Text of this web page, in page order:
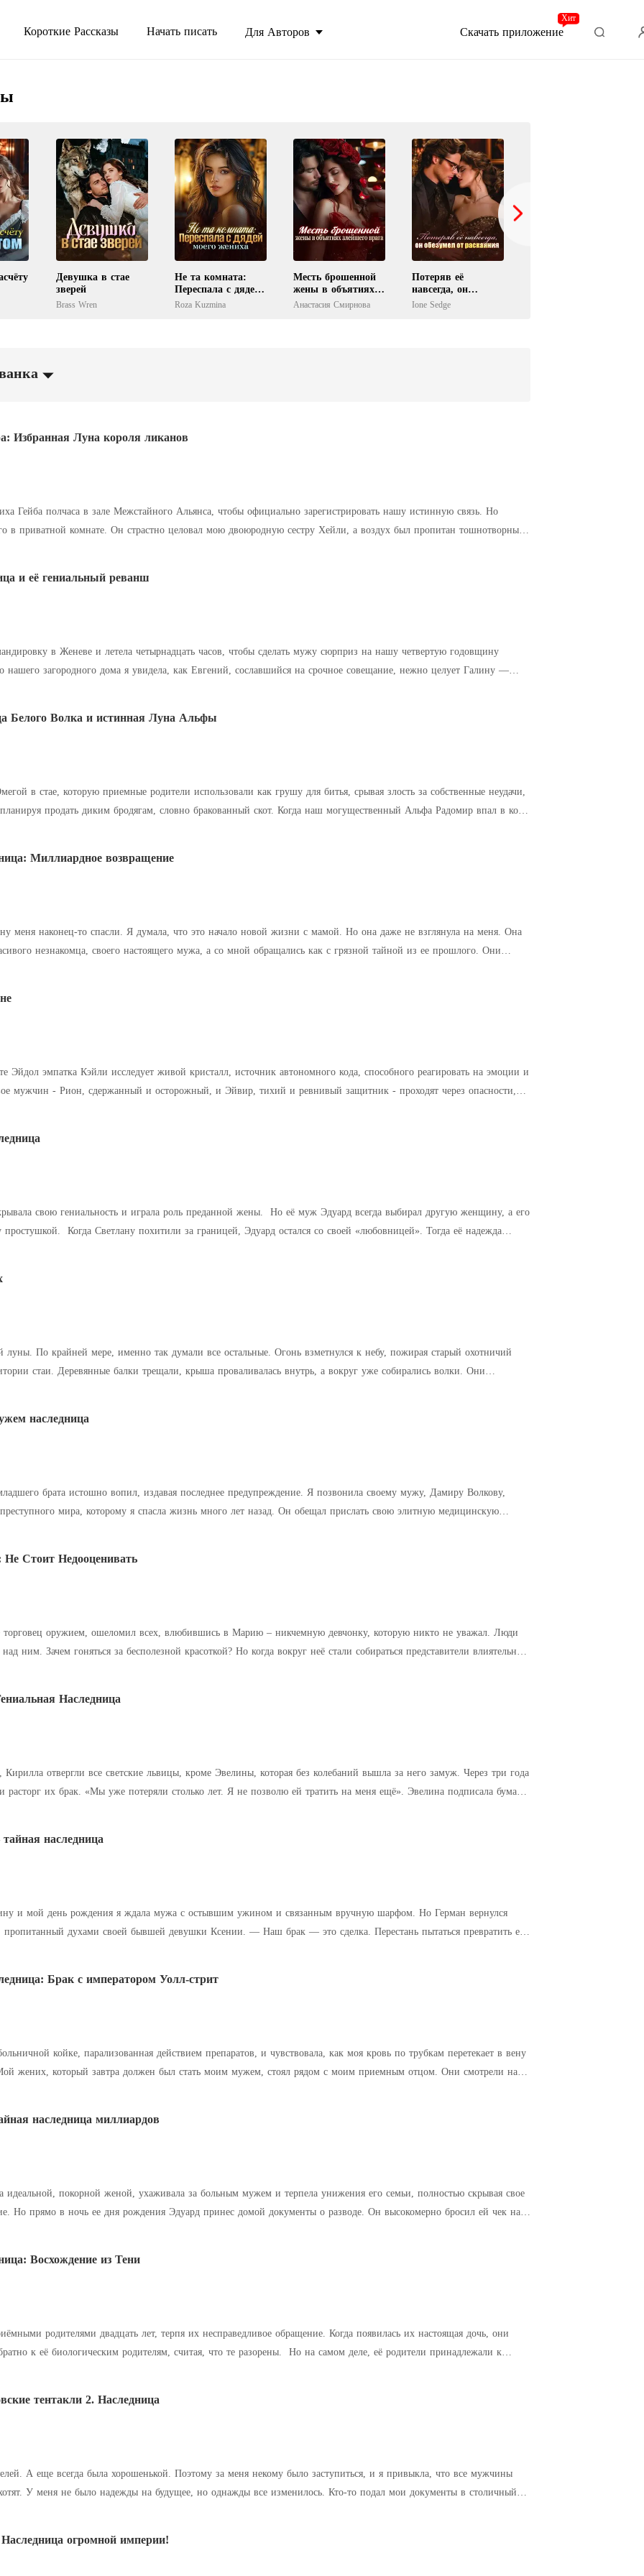
Короткие Рассказы Начать писать Для Авторов Скачать приложение
Хит
Девушка в стае
зверей
Brass Wren
Не та комната:
Переспала с дядей
моего жениха
Roza Kuzmina
Месть брошенной
жены в объятиях
злейшего врага
Анастасия Смирнова
Потеряв её
навсегда, он
обезумел от
Ione Sedge
Избранная Луна короля ликанов
Гейба полчаса в зале Межстайного Альянса, чтобы официально зарегистрировать нашу истинную связь. Но
в приватной комнате. Он страстно целовал мою двоюродную сестру Хейли, а воздух был пропитан тошнотворным
сделать, — это
континенте. Он посмотрел на меня своими ледяными глазами и произнес: «Вам нужен
Наша охота только начинается.
и её гениальный реванш
в Женеве и летела четырнадцать часов, чтобы сделать мужу сюрприз на нашу четвертую годовщину
Белого Волка и истинная Луна Альфы
в стае, которую приемные родители использовали как грушу для битья, срывая злость за собственные неудачи,
диким бродягам, словно бракованный скот. Когда наш могущественный Альфа Радомир впал в кому
Миллиардное возвращение
то спасли. Я думала, что это начало новой жизни с мамой. Но она даже не взглянула на меня. Она
незнакомца, своего настоящего мужа, а со мной обращались как с грязной тайной из ее прошлого. Они
Эйдол эмпатка Кэйли исследует живой кристалл, источник автономного кода, способного реагировать на эмоции и
мужчин - Рион, сдержанный и осторожный, и Эйвир, тихий и ревнивый защитник - проходят через опасности,
свою гениальность и играла роль преданной жены. Но её муж Эдуард всегда выбирал другую женщину, а его
простушкой. Когда Светлану похитили за границей, Эдуард остался со своей «любовницей». Тогда её надежда
пожирая старый охотничий
стаи. Деревянные балки трещали, крыша проваливалась внутрь, а вокруг уже собирались волки. Они
наследница
брата истошно вопил, издавая последнее предупреждение. Я позвонила своему мужу, Дамиру Волкову,
мира, которому я спасла жизнь много лет назад. Он обещал прислать свою элитную медицинскую
Стоит Недооценивать
оружием, ошеломил всех, влюбившись в Марию – никчемную девчонку, которую никто не уважал. Люди
ним. Зачем гоняться за бесполезной красоткой? Но когда вокруг неё стали собираться представители влиятельной
Наследница
Кирилла отвергли все светские львицы, кроме Эвелины, которая без колебаний вышла за него замуж. Через три года
расторг их брак. «Мы уже потеряли столько лет. Я не позволю ей тратить на меня ещё». Эвелина подписала бумаги
наследница
мой день рождения я ждала мужа с остывшим ужином и связанным вручную шарфом. Но Герман вернулся
своей бывшей девушки Ксении. — Наш брак — это сделка. Перестань пытаться превратить его
Брак с императором Уолл-стрит
койке, парализованная действием препаратов, и чувствовала, как моя кровь по трубкам перетекает в вену
наследница миллиардов
идеальной, покорной женой, ухаживала за больным мужем и терпела унижения его семьи, полностью скрывая свое
чек на
Восхождение из Тени
родителями двадцать лет, терпя их несправедливое обращение. Когда появилась их настоящая дочь, они
к её биологическим родителям, считая, что те разорены. Но на самом деле, её родители принадлежали к
тентакли 2. Наследница
А еще всегда была хорошенькой. Поэтому за меня некому было заступиться, и я привыкла, что все мужчины
в столичный
огромной империи!